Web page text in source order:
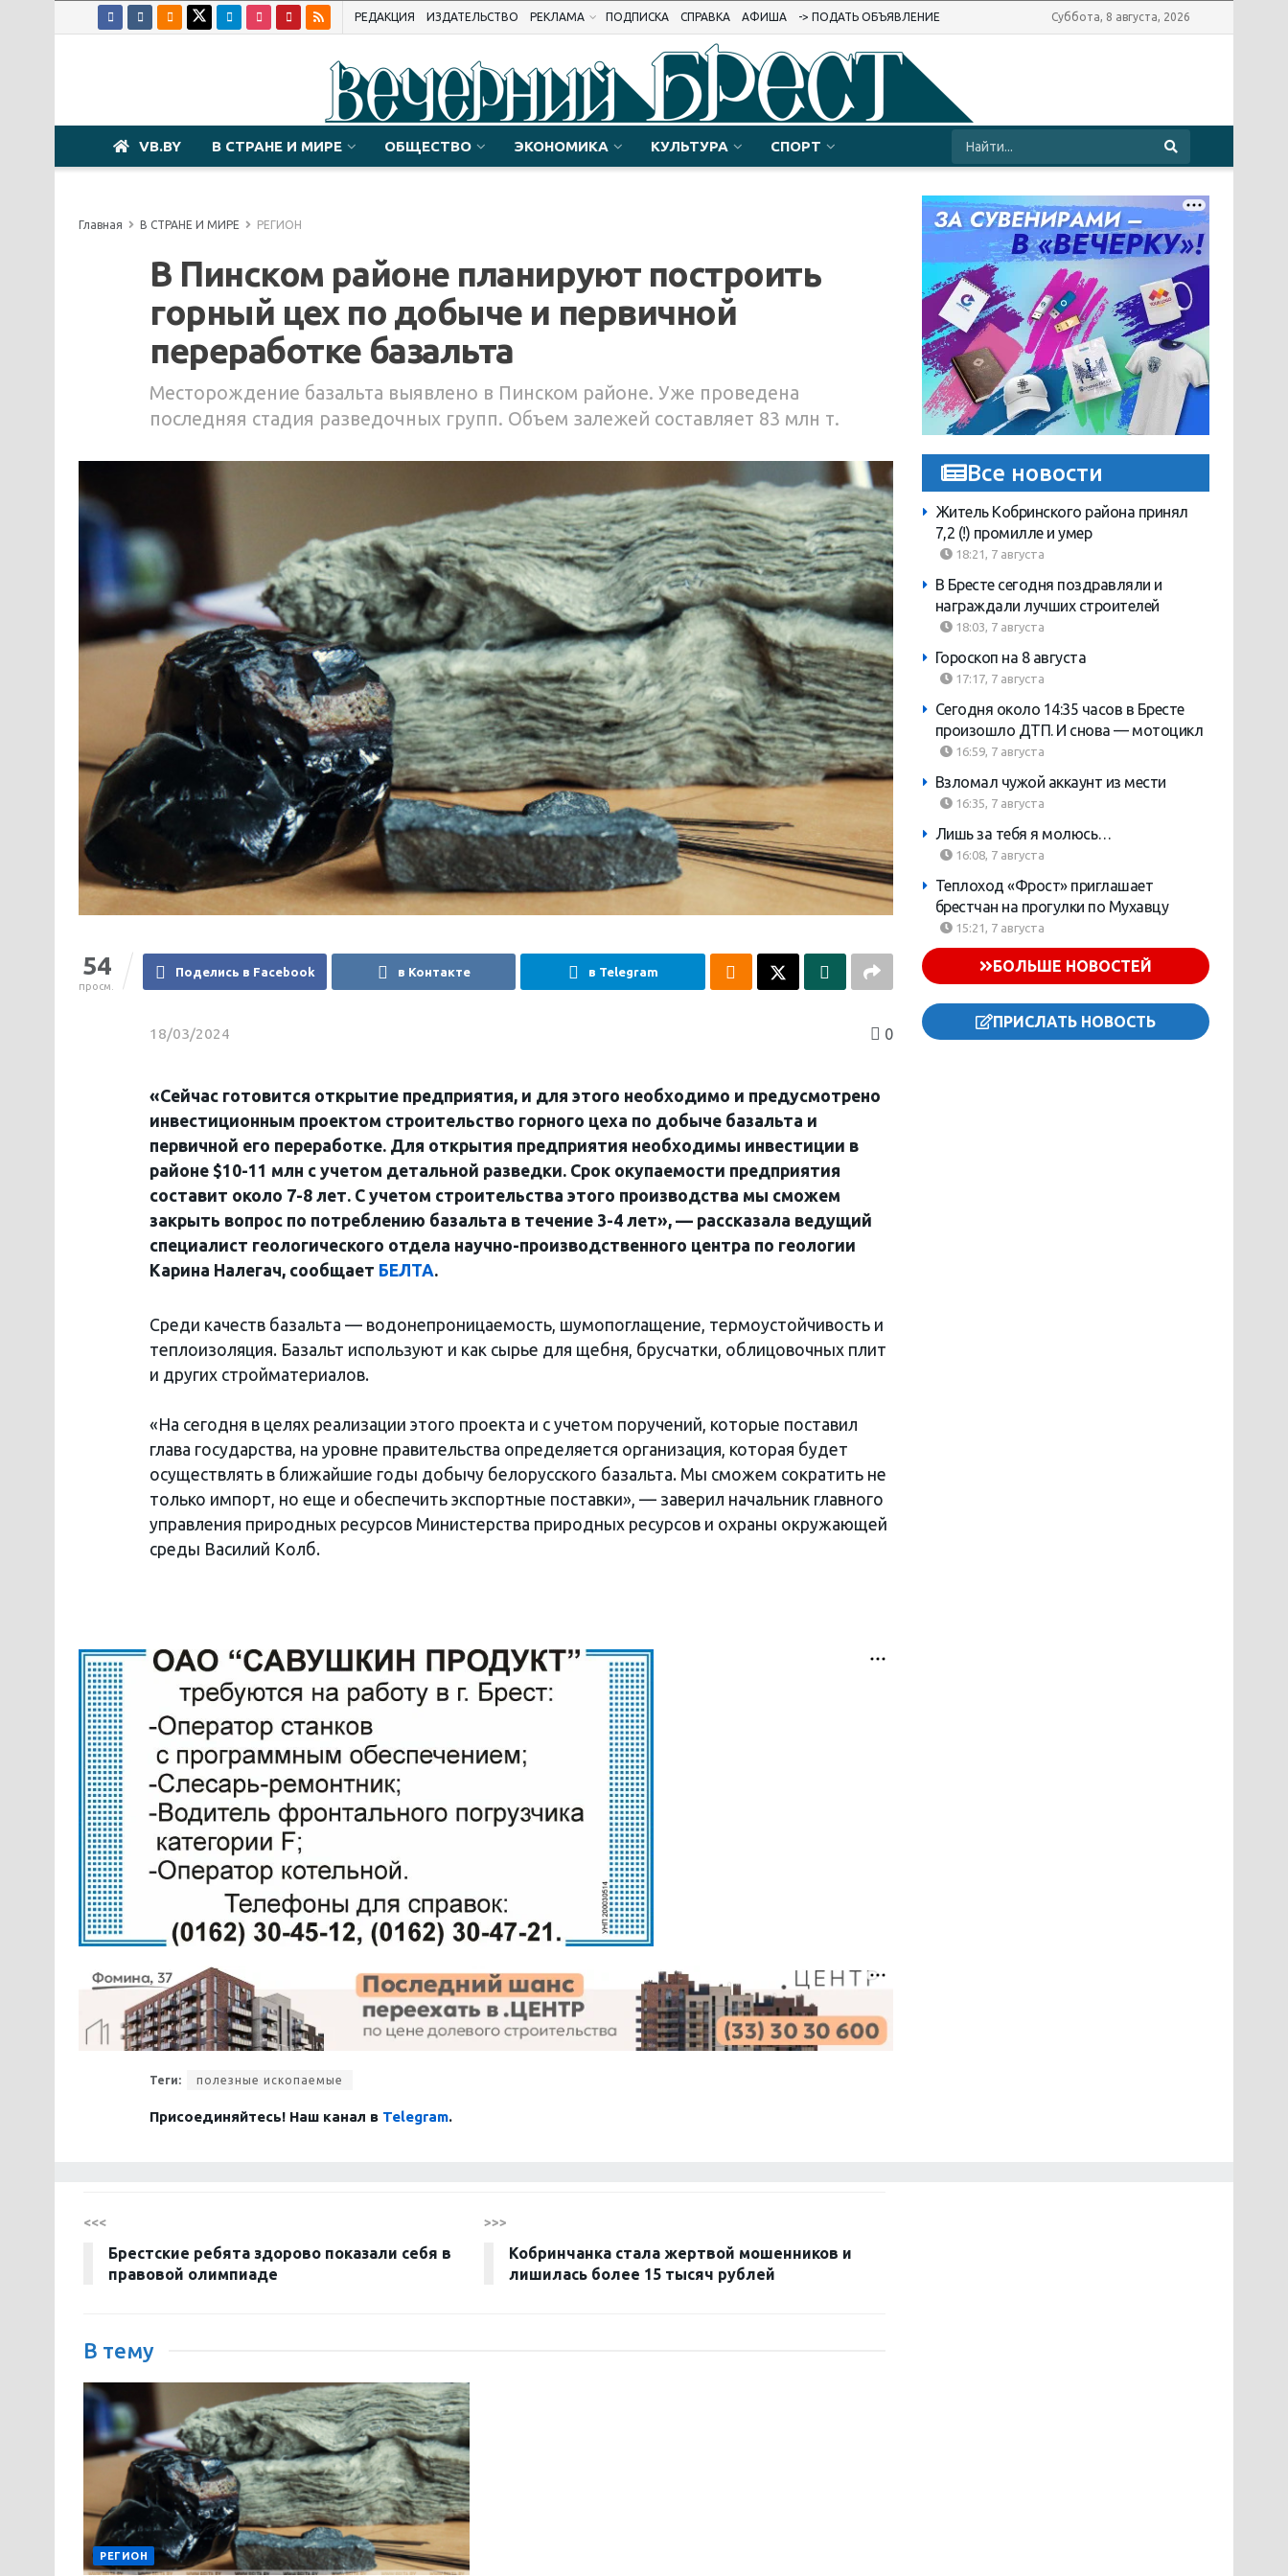
РЕДАКЦИЯ ИЗДАТЕЛЬСТВО РЕКЛАМА ПОДПИСКА СПРАВКА АФИША -> ПОДАТЬ ОБЪЯВЛЕНИЕ Суббота, 8 августа, 2026
VB.BY В СТРАНЕ И МИРЕ ОБЩЕСТВО ЭКОНОМИКА КУЛЬТУРА СПОРТ
Главная В СТРАНЕ И МИРЕ РЕГИОН
В Пинском районе планируют построить
горный цех по добыче и первичной
переработке базальта
Месторождение базальта выявлено в Пинском районе. Уже проведена
последняя стадия разведочных групп. Объем залежей составляет 83 млн т.
54
просм.
Поделись в Facebook в Контакте в Telegram
18/03/2024 0
«Сейчас готовится открытие предприятия, и для этого необходимо и предусмотрено
инвестиционным проектом строительство горного цеха по добыче базальта и
первичной его переработке. Для открытия предприятия необходимы инвестиции в
районе $10-11 млн с учетом детальной разведки. Срок окупаемости предприятия
составит около 7-8 лет. С учетом строительства этого производства мы сможем
закрыть вопрос по потреблению базальта в течение 3-4 лет», — рассказала ведущий
специалист геологического отдела научно-производственного центра по геологии
Карина Налегач, сообщает БЕЛТА.
Среди качеств базальта — водонепроницаемость, шумопоглащение, термоустойчивость и
теплоизоляция. Базальт используют и как сырье для щебня, брусчатки, облицовочных плит
и других стройматериалов.
«На сегодня в целях реализации этого проекта и с учетом поручений, которые поставил
глава государства, на уровне правительства определяется организация, которая будет
осуществлять в ближайшие годы добычу белорусского базальта. Мы сможем сократить не
только импорт, но еще и обеспечить экспортные поставки», — заверил начальник главного
управления природных ресурсов Министерства природных ресурсов и охраны окружающей
среды Василий Колб.
Теги: полезные ископаемые
Присоединяйтесь! Наш канал в Telegram.
Все новости
Житель Кобринского района принял
7,2 (!) промилле и умер
18:21, 7 августа
В Бресте сегодня поздравляли и
награждали лучших строителей
18:03, 7 августа
Гороскоп на 8 августа
17:17, 7 августа
Сегодня около 14:35 часов в Бресте
произошло ДТП. И снова — мотоцикл
16:59, 7 августа
Взломал чужой аккаунт из мести
16:35, 7 августа
Лишь за тебя я молюсь…
16:08, 7 августа
Теплоход «Фрост» приглашает
брестчан на прогулки по Мухавцу
15:21, 7 августа
БОЛЬШЕ НОВОСТЕЙ
ПРИСЛАТЬ НОВОСТЬ
<<<
Брестские ребята здорово показали себя в
правовой олимпиаде
>>>
Кобринчанка стала жертвой мошенников и
лишилась более 15 тысяч рублей
В тему
РЕГИОН